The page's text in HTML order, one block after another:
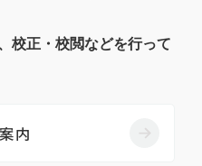
校正・校閲などを行って
内